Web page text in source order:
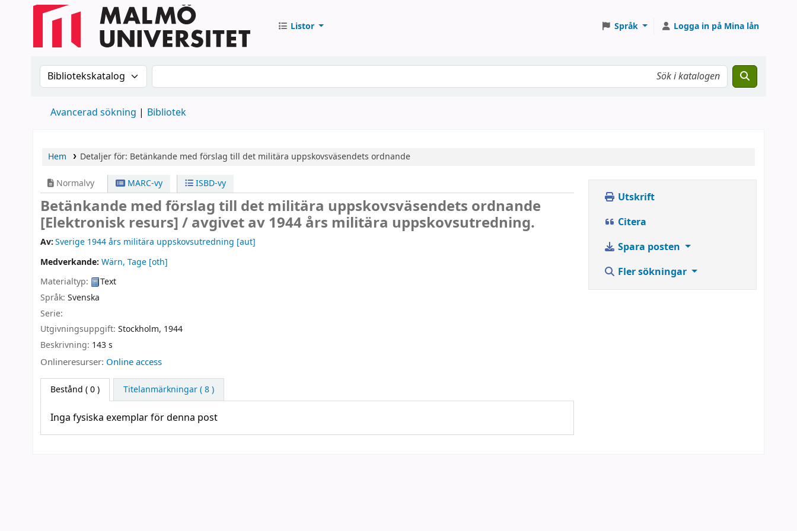
Listor Språk Logga in på Mina lån
Sök i katalogen efter:Sök i katalogen
Avancerad sökning Bibliotek
Hem Detaljer för: Betänkande med förslag till det militära uppskovsväsendets ordnande
Normalvy MARC-vy ISBD-vy
Betänkande med förslag till det militära uppskovsväsendets ordnande
[Elektronisk resurs] /avgivet av 1944 års militära uppskovsutredning.
Av:Sverige 1944 års militära uppskovsutredning [aut]
Medverkande: Wärn, Tage [oth]
Materialtyp:
Text
Språk: Svenska
Serie:
Utgivningsuppgift: Stockholm, 1944
Beskrivning: 143 s
Onlineresurser: Online access
Bestånd ( 0 ) Titelanmärkningar ( 8 )
Inga fysiska exemplar för denna post
Utskrift
Citera
Spara posten
Fler sökningar